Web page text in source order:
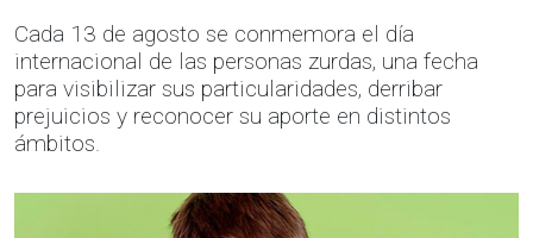
Cada 13 de agosto se conmemora el día
internacional de las personas zurdas, una fecha
para visibilizar sus particularidades, derribar
prejuicios y reconocer su aporte en distintos
ámbitos.